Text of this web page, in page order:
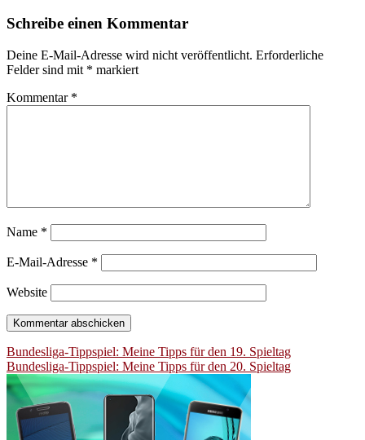
Schreibe einen Kommentar
Deine E-Mail-Adresse wird nicht veröffentlicht. Erforderliche
Felder sind mit * markiert
Kommentar *
Name *
E-Mail-Adresse *
Website
Beitragsnavigation
Bundesliga-Tippspiel: Meine Tipps für den 19. Spieltag
Bundesliga-Tippspiel: Meine Tipps für den 20. Spieltag